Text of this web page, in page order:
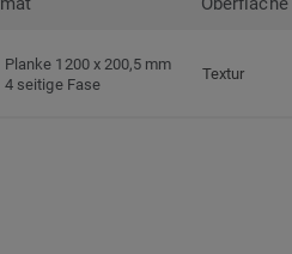
Planke 1200 x 200,5 mm
4 seitige Fase
Textur